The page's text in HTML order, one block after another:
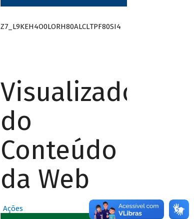
Z7_L9KEH4O0LORH80ALCLTPF80SI4
Visualizador
do
Conteúdo
da Web
Ações